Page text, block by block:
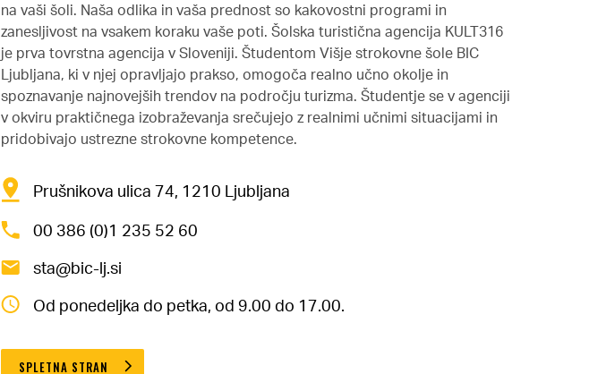
na vaši šoli. Naša odlika in vaša prednost so kakovostni programi in
zanesljivost na vsakem koraku vaše poti. Šolska turistična agencija KULT316
je prva tovrstna agencija v Sloveniji. Študentom Višje strokovne šole BIC
Ljubljana, ki v njej opravljajo prakso, omogoča realno učno okolje in
spoznavanje najnovejših trendov na področju turizma. Študentje se v agenciji
v okviru praktičnega izobraževanja srečujejo z realnimi učnimi situacijami in
pridobivajo ustrezne strokovne kompetence.
Prušnikova ulica 74, 1210 Ljubljana
00 386 (0)1 235 52 60
sta@bic-lj.si
Od ponedeljka do petka, od 9.00 do 17.00.
SPLETNA STRAN